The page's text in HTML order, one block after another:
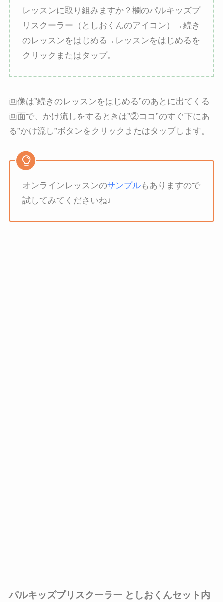
レッスンに取り組みますか？欄のパルキッズプ
リスクーラー（としおくんのアイコン）→続き
のレッスンをはじめる→レッスンをはじめるを
クリックまたはタップ。
画像は”続きのレッスンをはじめる”のあとに出てくる
画面で、かけ流しをするときは”②ココ”のすぐ下にあ
る”かけ流し”ボタンをクリックまたはタップします。
オンラインレッスンのサンプルもありますので
試してみてくださいね♩
パルキッズプリスクーラー としおくんセット内